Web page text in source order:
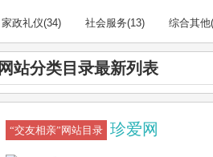
家政礼仪(34) 社会服务(13) 综合其他
网站分类目录最新列表
“交友相亲”网站目录 珍爱网